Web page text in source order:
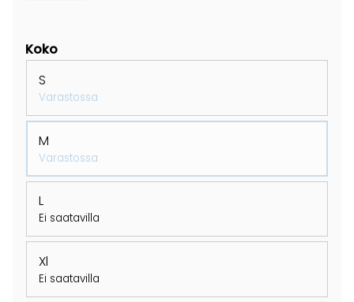
Koko
S
Varastossa
M
Varastossa
L
Ei saatavilla
Xl
Ei saatavilla